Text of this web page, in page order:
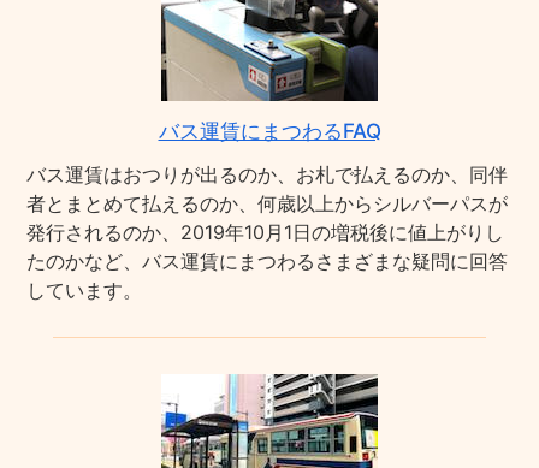
バス運賃にまつわるFAQ
バス運賃はおつりが出るのか、お札で払えるのか、同伴
者とまとめて払えるのか、何歳以上からシルバーパスが
発行されるのか、2019年10月1日の増税後に値上がりし
たのかなど、バス運賃にまつわるさまざまな疑問に回答
しています。